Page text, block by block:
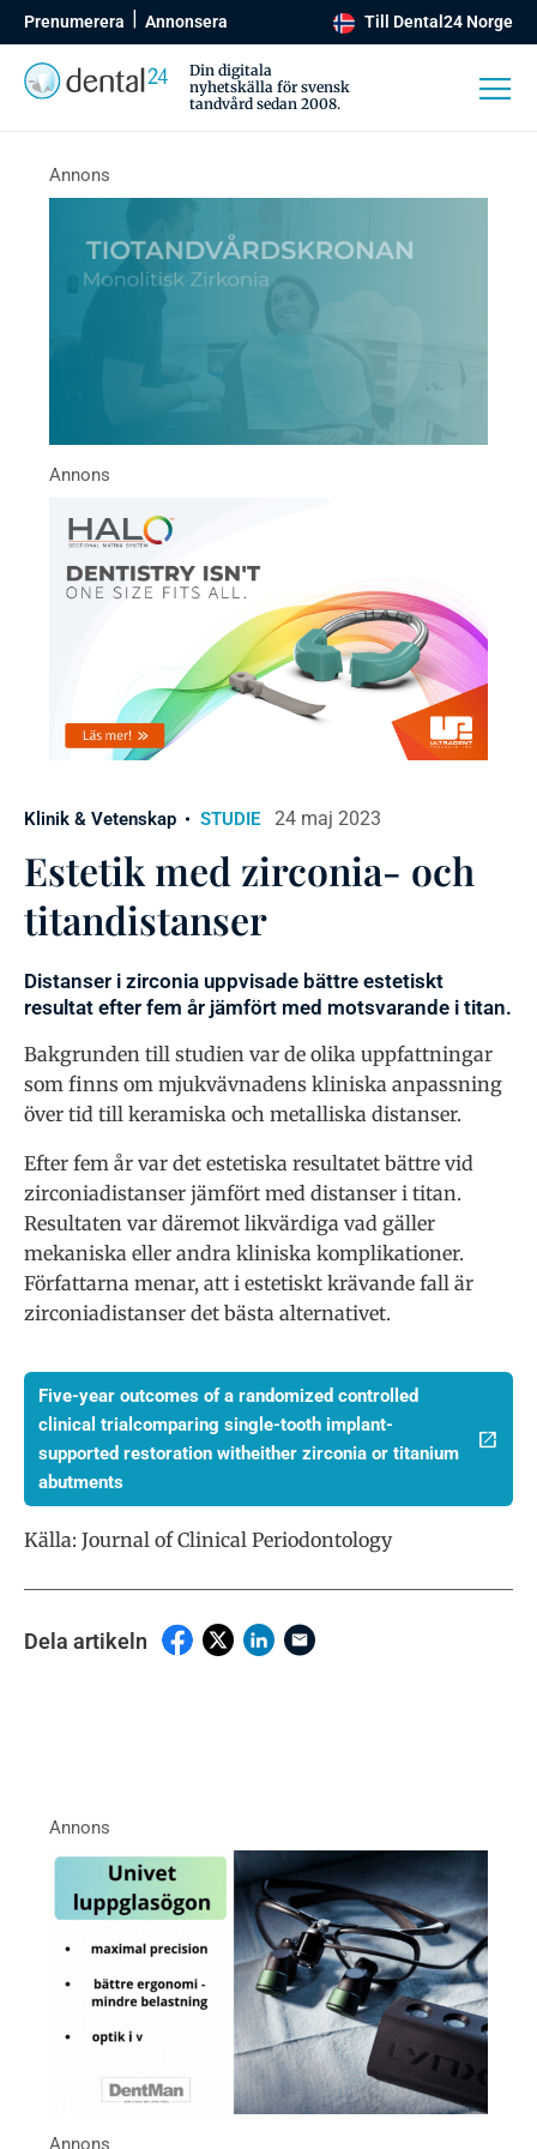
Prenumerera Annonsera Till Dental24 Norge
Din digitala
nyhetskälla för svensk
tandvård sedan 2008.
Klinik & Vetenskap STUDIE 24 maj 2023
Estetik med zirconia- och
titandistanser
Distanser i zirconia uppvisade bättre estetiskt
resultat efter fem år jämfört med motsvarande i titan.
Bakgrunden till studien var de olika uppfattningar
som finns om mjukvävnadens kliniska anpassning
över tid till keramiska och metalliska distanser.
Efter fem år var det estetiska resultatet bättre vid
zirconiadistanser jämfört med distanser i titan.
Resultaten var däremot likvärdiga vad gäller
mekaniska eller andra kliniska komplikationer.
Författarna menar, att i estetiskt krävande fall är
zirconiadistanser det bästa alternativet.
Five-year outcomes of a randomized controlled
clinical trialcomparing single-tooth implant-
supported restoration witheither zirconia or titanium
abutments
Källa: Journal of Clinical Periodontology
Dela artikeln